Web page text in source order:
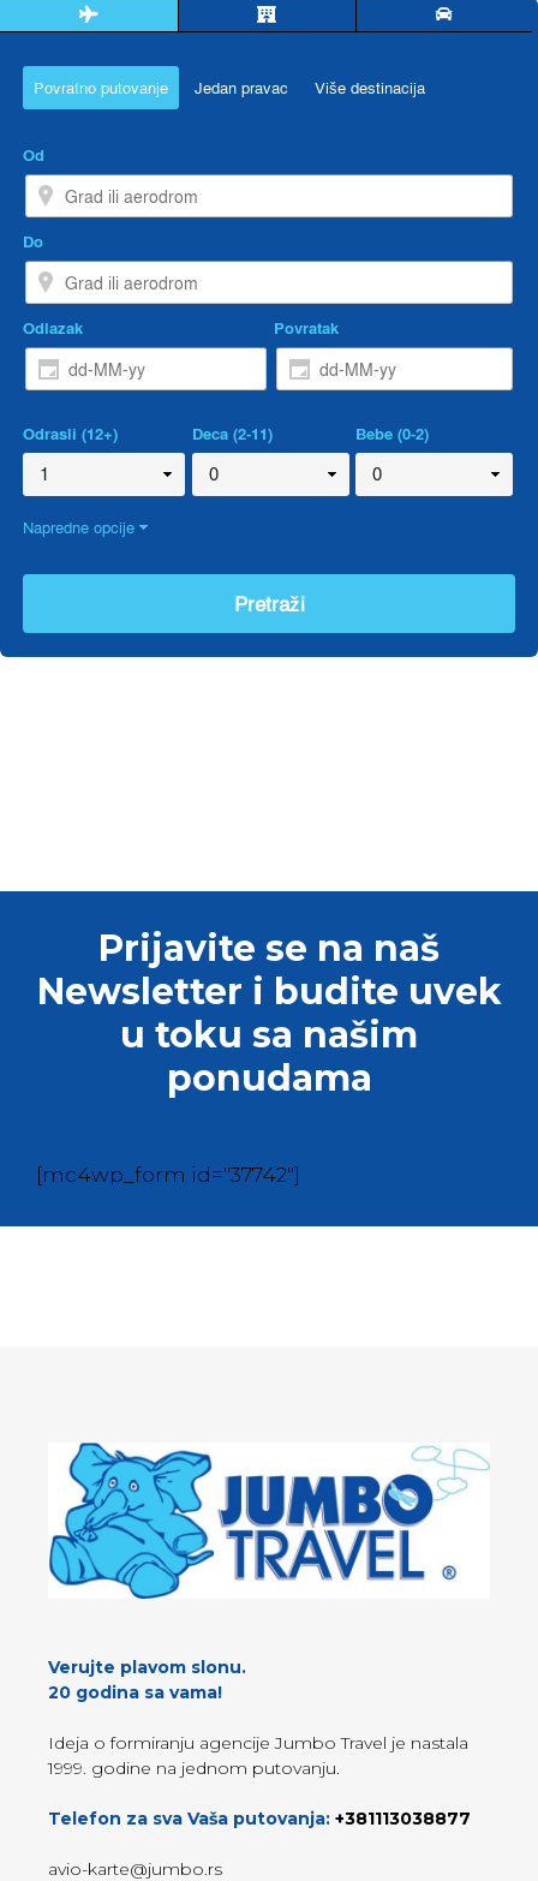
Prijavite se na naš
Newsletter i budite uvek
u toku sa našim
ponudama
[mc4wp_form id="37742"]
Verujte plavom slonu.
20 godina sa vama!
Ideja o formiranju agencije Jumbo Travel je nastala
1999. godine na jednom putovanju.
Telefon za sva Vaša putovanja: +381113038877
avio-karte@jumbo.rs